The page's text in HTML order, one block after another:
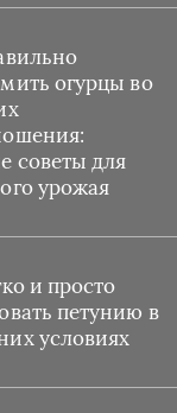
огурцы во
советы для
урожая
и просто
петунию в
условиях